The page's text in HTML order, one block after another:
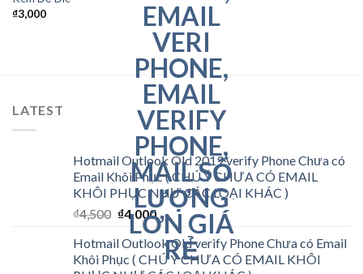
₫3,000
LATEST
Hotmail Outlook Old 2019 verify Phone Chưa có
Email Khôi Phục ( CHÚ Ý CHƯA CÓ EMAIL
KHÔI PHỤC NHƯ CÁC LOẠI KHÁC )
₫4,500 ₫4,000
Hotmail Outlook Old verify Phone Chưa có Email
Khôi Phục ( CHÚ Ý CHƯA CÓ EMAIL KHÔI